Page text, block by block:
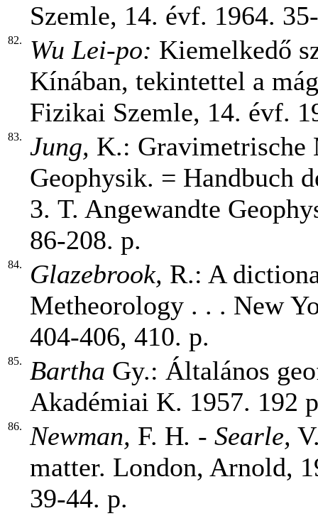
Szemle, 14. évf. 1964.
82. Wu Lei-po: Kiemelkedő
Kínában, tekintettel a
Fizikai Szemle, 14. évf.
83. Jung, K.: Gravimetrische
Geophysik. = Handbuch
3. T. Angewandte
86-208. p.
84. Glazebrook, R.: A
Metheorology . . . New
404-406, 410. p.
85. Bartha Gy.: Általános
Akadémiai K. 1957. 192
86. Newman, F. H. - Searle,
matter. London, Arnold,
39-44. p.